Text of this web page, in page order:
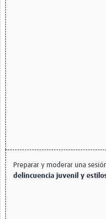
Preparar y moderar una
delincuencia juvenil y